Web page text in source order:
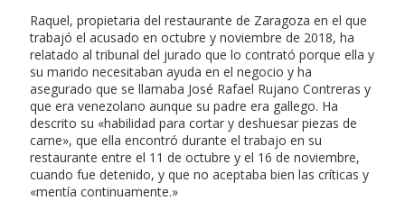
Raquel, propietaria del restaurante de Zaragoza en el que
trabajó el acusado en octubre y noviembre de 2018, ha
relatado al tribunal del jurado que lo contrató porque ella y
su marido necesitaban ayuda en el negocio y ha
asegurado que se llamaba José Rafael Rujano Contreras y
que era venezolano aunque su padre era gallego. Ha
descrito su «habilidad para cortar y deshuesar piezas de
carne», que ella encontró durante el trabajo en su
restaurante entre el 11 de octubre y el 16 de noviembre,
cuando fue detenido, y que no aceptaba bien las críticas y
«mentía continuamente.»